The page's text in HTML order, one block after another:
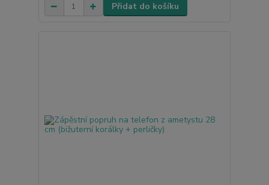
Přidat do košíku